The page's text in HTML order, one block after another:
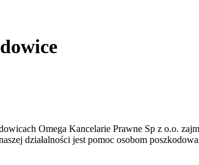
Omega Kancelarie Prawne Sp z o.o.
działalności jest pomoc osobom